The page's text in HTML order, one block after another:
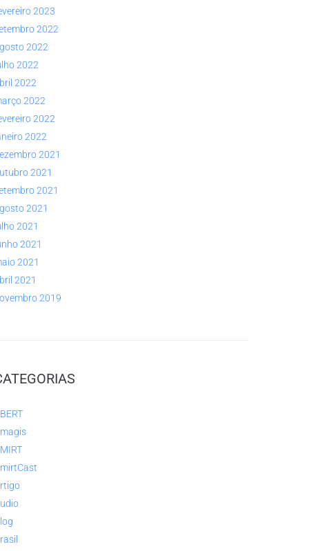
2023
2022
2022
2022
2022
2022
2022
2022
2021
2021
2021
2021
2021
2021
2021
2021
2019